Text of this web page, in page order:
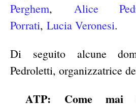
Perghem, Alice
Porrati, Lucia Veronesi.
Di seguito alcune
Pedroletti, organizzatrice
ATP: Come mai